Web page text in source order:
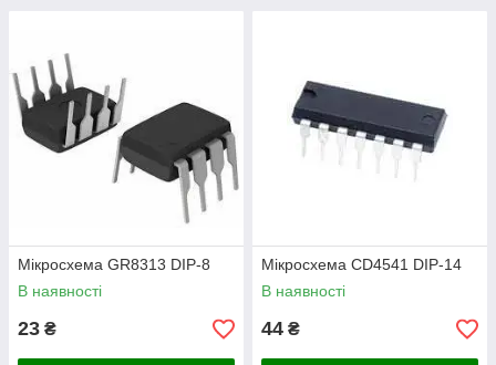
Мікросхема GR8313 DIP-8
В наявності
23 ₴
Мікросхема СD4541 DIP-14
В наявності
44 ₴